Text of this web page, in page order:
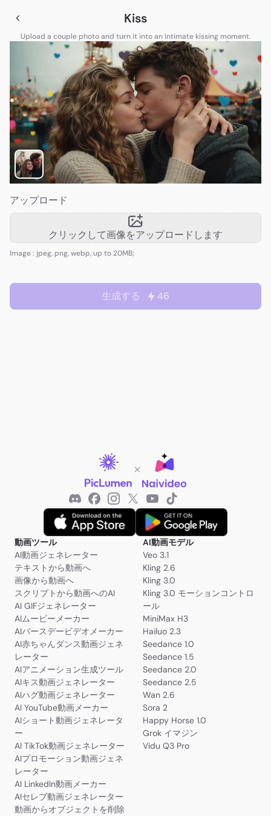
アップロード
クリックして画像をアップロードします
Image : jpeg, png, webp, up to 20MB;
生成する 46
Kiss
Upload a couple photo and turn it into an intimate kissing moment.
動画ツール
AI動画ジェネレーター
テキストから動画へ
画像から動画へ
スクリプトから動画へのAI
AI GIFジェネレーター
AIムービーメーカー
AIバースデービデオメーカー
AI赤ちゃんダンス動画ジェネ
レーター
AIアニメーション生成ツール
AIキス動画ジェネレーター
AIハグ動画ジェネレーター
AI YouTube動画メーカー
AIショート動画ジェネレータ
ー
AI TikTok動画ジェネレーター
AIプロモーション動画ジェネ
レーター
AI LinkedIn動画メーカー
AIセレブ動画ジェネレーター
動画からオブジェクトを削除
AI動画モデル
Veo 3.1
Kling 2.6
Kling 3.0
Kling 3.0 モーションコントロ
ール
MiniMax H3
Hailuo 2.3
Seedance 1.0
Seedance 1.5
Seedance 2.0
Seedance 2.5
Wan 2.6
Sora 2
Happy Horse 1.0
Grok イマジン
Vidu Q3 Pro